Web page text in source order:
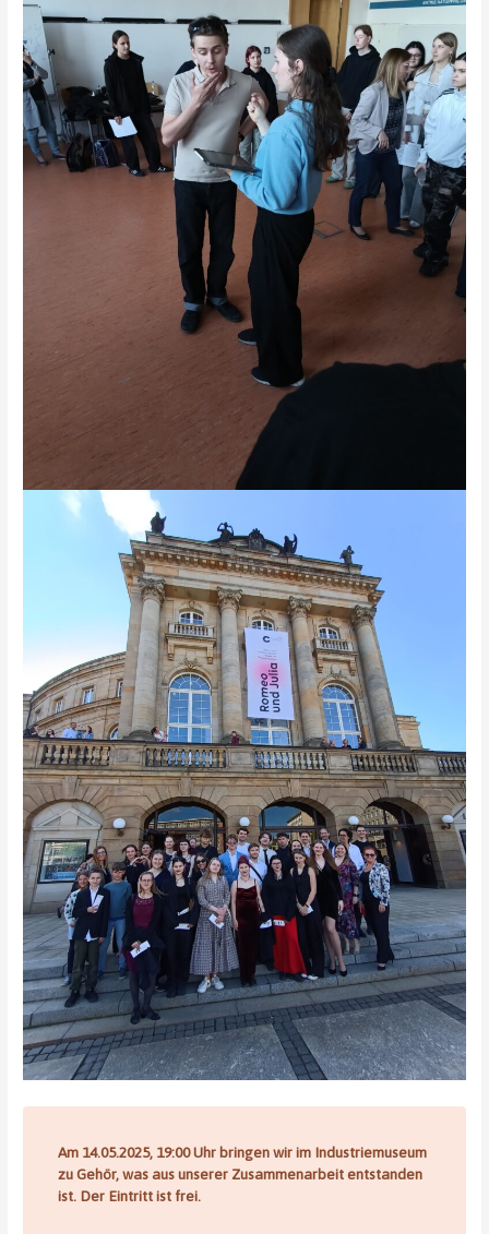
Am 14.05.2025, 19:00 Uhr bringen wir im Industriemuseum
zu Gehör, was aus unserer Zusammenarbeit entstanden
ist. Der Eintritt ist frei.